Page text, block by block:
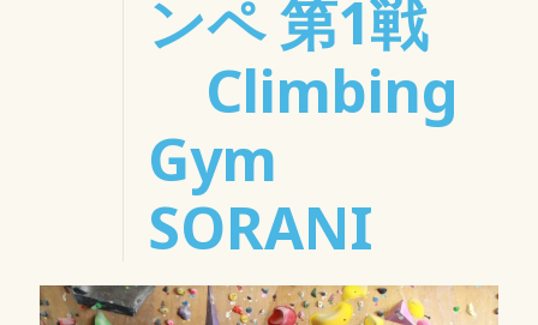
ンペ 第1戦
Climbing
Gym
SORANI